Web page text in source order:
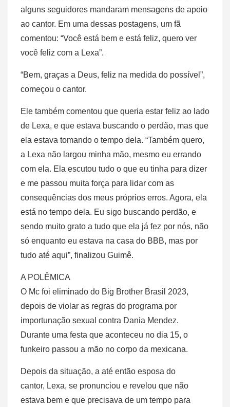
alguns seguidores mandaram mensagens de apoio
ao cantor. Em uma dessas postagens, um fã
comentou: “Você está bem e está feliz, quero ver
você feliz com a Lexa”.
“Bem, graças a Deus, feliz na medida do possível”,
começou o cantor.
Ele também comentou que queria estar feliz ao lado
de Lexa, e que estava buscando o perdão, mas que
ela estava tomando o tempo dela. “Também quero,
a Lexa não largou minha mão, mesmo eu errando
com ela. Ela escutou tudo o que eu tinha para dizer
e me passou muita força para lidar com as
consequências dos meus próprios erros. Agora, ela
está no tempo dela. Eu sigo buscando perdão, e
sendo muito grato a tudo que ela já fez por nós, não
só enquanto eu estava na casa do BBB, mas por
tudo até aqui”, finalizou Guimê.
A POLÊMICA
O Mc foi eliminado do Big Brother Brasil 2023,
depois de violar as regras do programa por
importunação sexual contra Dania Mendez.
Durante uma festa que aconteceu no dia 15, o
funkeiro passou a mão no corpo da mexicana.
Depois da situação, a até então esposa do
cantor, Lexa, se pronunciou e revelou que não
estava bem e que precisava de um tempo para